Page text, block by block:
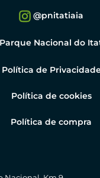
@pnitatiaia
Parque Nacional do
Política de
Política de cookies
Política de compra